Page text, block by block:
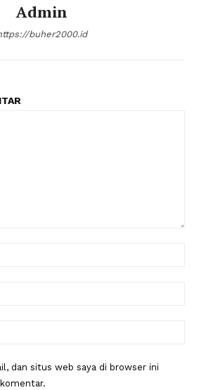
Admin
buher2000.id
dan situs web saya di browser ini